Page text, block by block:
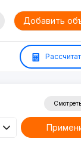
Добавить